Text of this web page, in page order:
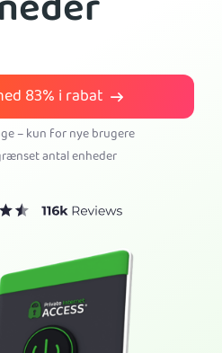
PIA VPN
83%i rabat
– kun for nye brugere
antal enheder